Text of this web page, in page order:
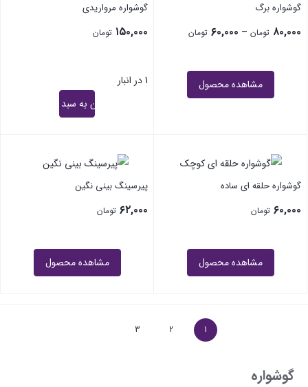
گوشواره برگ
۸۰,۰۰۰ تومان – ۶۰,۰۰۰ تومان
مشاهده محصول
گوشواره مرواریدی
۱۵۰,۰۰۰ تومان
1 در انبار
افزودن به سبد خرید
گوشواره حلقه ای ساده
۶۰,۰۰۰ تومان
مشاهده محصول
پیرسینگ بینی نگین
۶۲,۰۰۰ تومان
مشاهده محصول
1
2
3
گوشواره